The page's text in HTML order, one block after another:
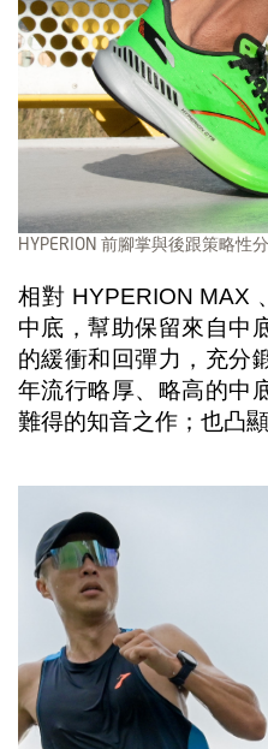
HYPERION 前腳掌與後跟策略性
相對 HYPERION MAX
中底，幫助保留來自中
的緩衝和回彈力，充分
年流行略厚、略高的中
難得的知音之作；也凸